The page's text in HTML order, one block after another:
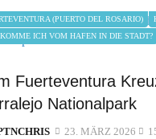
(PUERTO DEL ROSARIO)
ICH VOM HAFEN IN DIE STADT?
Fuerteventura
Nationalpark
23. MÄRZ 2026